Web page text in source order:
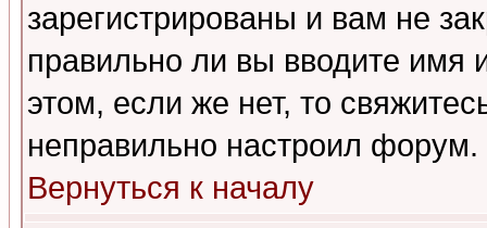
зарегистрированы и вам не
правильно ли вы вводите
этом, если же нет, то
неправильно настроил форум.
Вернуться к началу